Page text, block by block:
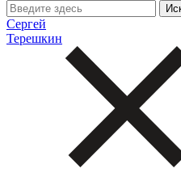
Сергей
Терешкин